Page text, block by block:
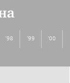
'98 '99 '00